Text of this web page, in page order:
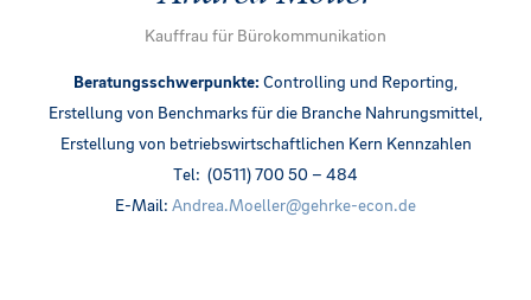
Kauffrau für Bürokommunikation
Beratungsschwerpunkte: Controlling und Reporting,
Erstellung von Benchmarks für die Branche Nahrungsmittel,
Erstellung von betriebswirtschaftlichen Kern Kennzahlen
Tel: (0511) 700 50 – 484
E-Mail: Andrea.Moeller@gehrke-econ.de